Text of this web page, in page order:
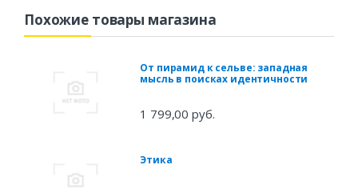
Похожие товары магазина
От пирамид к сельве: западная
мысль в поисках идентичности
1 799,00 руб.
Этика